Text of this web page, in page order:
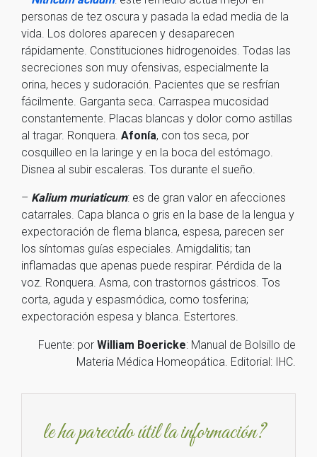
personas de tez oscura y pasada la edad media de la
vida. Los dolores aparecen y desaparecen
rápidamente. Constituciones hidrogenoides. Todas las
secreciones son muy ofensivas, especialmente la
orina, heces y sudoración. Pacientes que se resfrían
fácilmente. Garganta seca. Carraspea mucosidad
constantemente. Placas blancas y dolor como astillas
al tragar. Ronquera. Afonía, con tos seca, por
cosquilleo en la laringe y en la boca del estómago.
Disnea al subir escaleras. Tos durante el sueño.
– Kalium muriaticum: es de gran valor en afecciones
catarrales. Capa blanca o gris en la base de la lengua y
expectoración de flema blanca, espesa, parecen ser
los síntomas guías especiales. Amigdalitis; tan
inflamadas que apenas puede respirar. Pérdida de la
voz. Ronquera. Asma, con trastornos gástricos. Tos
corta, aguda y espasmódica, como tosferina;
expectoración espesa y blanca. Estertores.
Fuente: por William Boericke: Manual de Bolsillo de
Materia Médica Homeopática. Editorial: IHC.
le ha parecido útil la información?